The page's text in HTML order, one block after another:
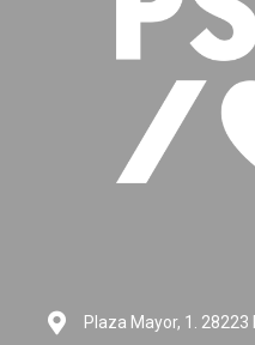
Plaza Mayor, 1.